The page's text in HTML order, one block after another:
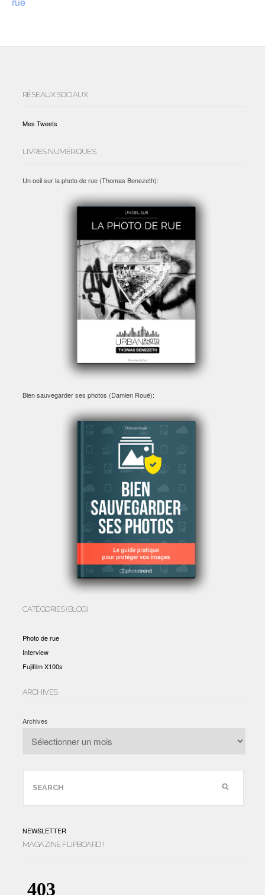
RÉSEAUX SOCIAUX
Mes Tweets
LIVRES NUMÉRIQUES
Un oeil sur la photo de rue (Thomas Benezeth):
Bien sauvegarder ses photos (Damien Roué):
CATÉGORIES (BLOG)
Photo de rue
Interview
Fujifilm X100s
ARCHIVES
Archives
NEWSLETTER
MAGAZINE FLIPBOARD !